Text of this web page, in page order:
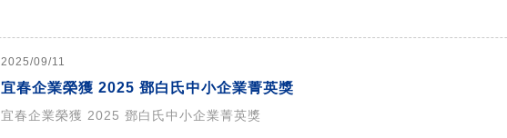
2025/09/11
宜春企業榮獲 2025 鄧白氏中小企業菁英獎
宜春企業榮獲 2025 鄧白氏中小企業菁英獎